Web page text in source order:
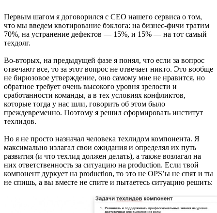
Первым шагом я договорился с CEO нашего сервиса о том,
что мы введем квотирование бэклога: на бизнес-фичи тратим
70%, на устранение дефектов — 15%, и 15% — на тот самый
техдолг.
Во-вторых, на предыдущей фазе я понял, что если за вопрос
отвечают все, то за этот вопрос не отвечает никто. Это вообще
не бирюзовое утверждение, оно самому мне не нравится, но
обратное требует очень высокого уровня зрелости и
сработанности команды, а в тех условиях конфликтов,
которые тогда у нас шли, говорить об этом было
преждевременно. Поэтому я решил сформировать институт
техлидов.
Но я не просто назначал человека техлидом компонента. Я
максимально излагал свои ожидания и определял их путь
развития (и что техлид должен делать), а также возлагал на
них ответственность за ситуацию на production. Если твой
компонент дуркует на production, то это не OPS’ы не спят и ты
не спишь, а вы вместе не спите и пытаетесь ситуацию решить: